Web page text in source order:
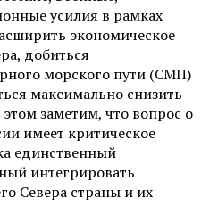
усилия в рамках
экономическое
добиться
морского пути (СМП)
максимально снизить
заметим, что вопрос о
имеет критическое
единственный
интегрировать
Севера страны и их